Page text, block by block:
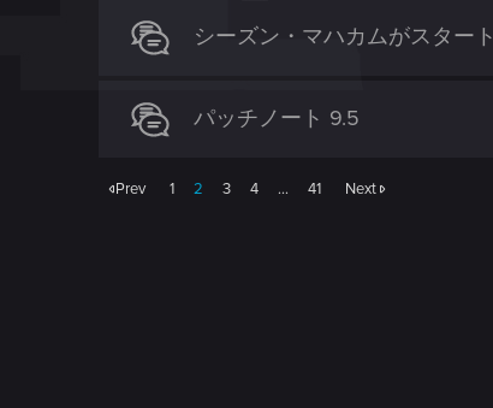
シーズン・マハカムがスタート
パッチノート 9.5
Prev 1 2 3 4 … 41 Next